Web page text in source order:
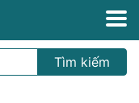
Tìm kiếm